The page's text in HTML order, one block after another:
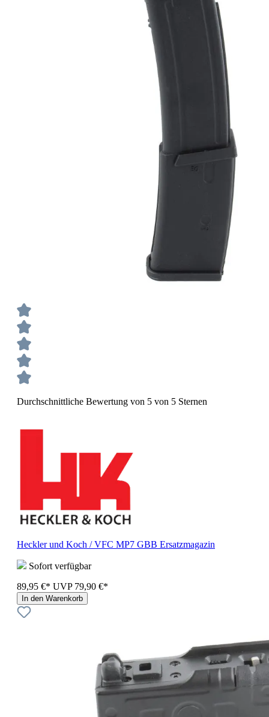
Durchschnittliche Bewertung von 5 von 5 Sternen
Heckler und Koch / VFC MP7 GBB Ersatzmagazin
Sofort verfügbar
89,95 €* UVP 79,90 €*
In den Warenkorb